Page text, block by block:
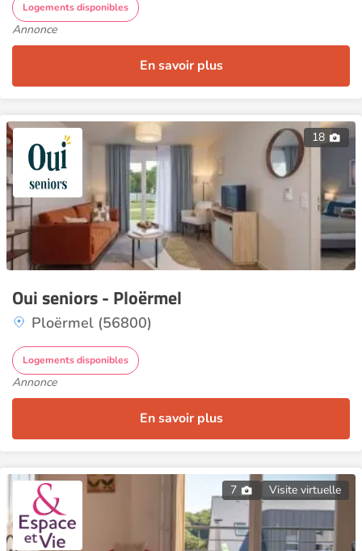
Logements disponibles
Annonce
En savoir plus
18
Oui seniors - Ploërmel
Ploërmel (56800)
Logements disponibles
Annonce
En savoir plus
7 Visite virtuelle